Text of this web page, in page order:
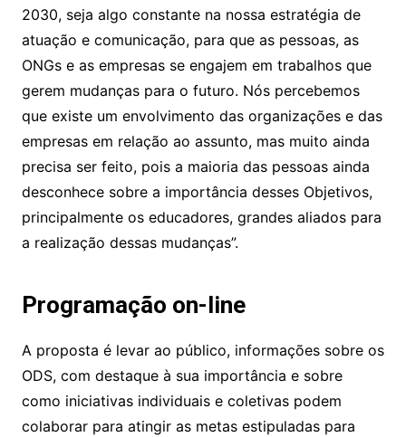
2030, seja algo constante na nossa estratégia de
atuação e comunicação, para que as pessoas, as
ONGs e as empresas se engajem em trabalhos que
gerem mudanças para o futuro. Nós percebemos
que existe um envolvimento das organizações e das
empresas em relação ao assunto, mas muito ainda
precisa ser feito, pois a maioria das pessoas ainda
desconhece sobre a importância desses Objetivos,
principalmente os educadores, grandes aliados para
a realização dessas mudanças”.
Programação on-line
A proposta é levar ao público, informações sobre os
ODS, com destaque à sua importância e sobre
como iniciativas individuais e coletivas podem
colaborar para atingir as metas estipuladas para